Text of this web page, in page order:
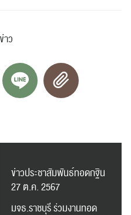
าว
ข่าวประชาสัมพันธ์ทอดกฐิน
27 ต.ค. 2567
มจธ.ราชบุรี ร่วมงานทอด